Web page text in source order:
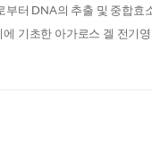
부터 DNA의 추출 및 중합효
기초한 아가로스 겔 전기